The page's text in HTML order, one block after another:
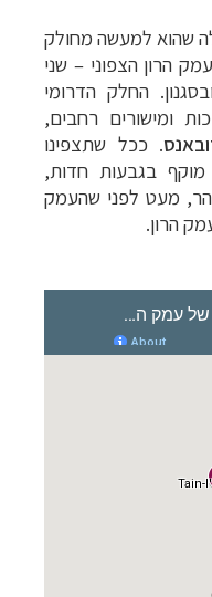
שהוא למעשה מחולק
הרון הצפוני– שני
החלק הדרומי
ומישורים רחבים,
.ככל שתצפינו
מוקף בגבעות חדות,
מעט לפני שהעמק
הרון.